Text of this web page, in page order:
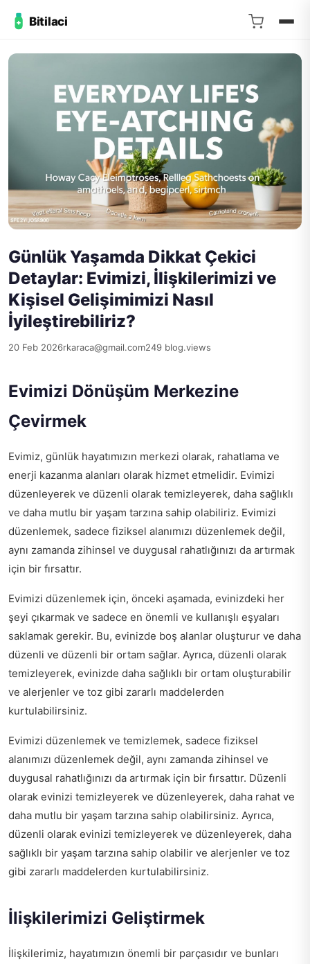
Bitilaci
Günlük Yaşamda Dikkat Çekici
Detaylar: Evimizi, İlişkilerimizi ve
Kişisel Gelişimimizi Nasıl
İyileştirebiliriz?
20 Feb 2026rkaraca@gmail.com249 blog.views
Evimizi Dönüşüm Merkezine
Çevirmek
Evimiz, günlük hayatımızın merkezi olarak, rahatlama ve
enerji kazanma alanları olarak hizmet etmelidir. Evimizi
düzenleyerek ve düzenli olarak temizleyerek, daha sağlıklı
ve daha mutlu bir yaşam tarzına sahip olabiliriz. Evimizi
düzenlemek, sadece fiziksel alanımızı düzenlemek değil,
aynı zamanda zihinsel ve duygusal rahatlığınızı da artırmak
için bir fırsattır.
Evimizi düzenlemek için, önceki aşamada, evinizdeki her
şeyi çıkarmak ve sadece en önemli ve kullanışlı eşyaları
saklamak gerekir. Bu, evinizde boş alanlar oluşturur ve daha
düzenli ve düzenli bir ortam sağlar. Ayrıca, düzenli olarak
temizleyerek, evinizde daha sağlıklı bir ortam oluşturabilir
ve alerjenler ve toz gibi zararlı maddelerden
kurtulabilirsiniz.
Evimizi düzenlemek ve temizlemek, sadece fiziksel
alanımızı düzenlemek değil, aynı zamanda zihinsel ve
duygusal rahatlığınızı da artırmak için bir fırsattır. Düzenli
olarak evinizi temizleyerek ve düzenleyerek, daha rahat ve
daha mutlu bir yaşam tarzına sahip olabilirsiniz. Ayrıca,
düzenli olarak evinizi temizleyerek ve düzenleyerek, daha
sağlıklı bir yaşam tarzına sahip olabilir ve alerjenler ve toz
gibi zararlı maddelerden kurtulabilirsiniz.
İlişkilerimizi Geliştirmek
İlişkilerimiz, hayatımızın önemli bir parçasıdır ve bunları